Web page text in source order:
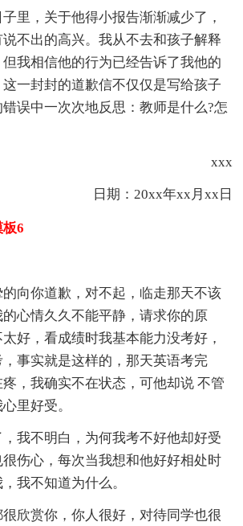
里，关于他得小报告渐渐减少了，
不出的高兴。我从不去和孩子解释
我相信他的行为已经告诉了我他的
一封封的道歉信不仅仅是写给孩子
误中一次次地反思：教师是什么?怎
xxx
日期：20xx年xx月xx日
6
向你道歉，对不起，临走那天不该
心情久久不能平静，请求你的原
好，看成绩时我基本能力没考好，
事实就是这样的，那天英语考完
，我确实不在状态，可他却说 不管
里好受。
我不明白，为何我考不好他却好受
伤心，每次当我想和他好好相处时
我不知道为什么。
欣赏你，你人很好，对待同学也很